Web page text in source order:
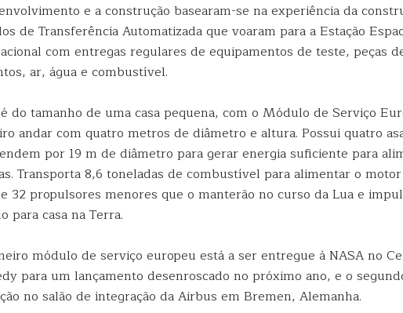
e a construção basearam-se na experiência da
de Transferência Automatizada que voaram para a Estação
com entregas regulares de equipamentos de teste, peças
ar, água e combustível.
do tamanho de uma casa pequena, com o Módulo de Serviço
andar com quatro metros de diâmetro e altura. Possui quatro
por 19 m de diâmetro para gerar energia suficiente para
Transporta 8,6 toneladas de combustível para alimentar o
32 propulsores menores que o manterão no curso da Lua e
para casa na Terra.
módulo de serviço europeu está a ser entregue à NASA no
para um lançamento desenroscado no próximo ano, e o
no salão de integração da Airbus em Bremen, Alemanha.